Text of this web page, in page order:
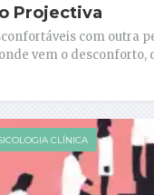
Projectiva
com outra
vem o desconforto,
CLÍNICA